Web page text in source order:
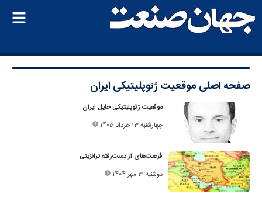
صفحه اصلی موقعیت ژئوپلیتیکی ایران
موقعیت ژئوپلیتیکی حایل ایران
چهارشنبه 13 خرداد 1405
فرصت‌های از دست‌رفته ترانزیتی
دوشنبه 21 مهر 1404